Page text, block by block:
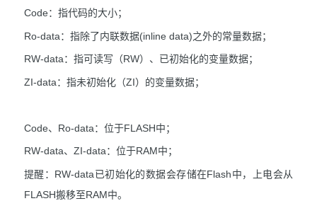
Code：指代码的大小；
Ro-data：指除了内联数据(inline data)之外的常量数据；
RW-data：指可读写（RW）、已初始化的变量数据；
ZI-data：指未初始化（ZI）的变量数据；
Code、Ro-data：位于FLASH中；
RW-data、ZI-data：位于RAM中；
提醒：RW-data已初始化的数据会存储在Flash中，上电会从
FLASH搬移至RAM中。